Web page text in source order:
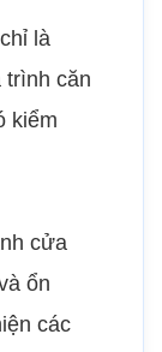
là
trình căn
kiểm
cửa
ổn
các